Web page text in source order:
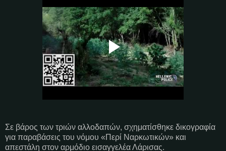
Σε βάρος των τριών αλλοδαπών, σχηματίσθηκε δικογραφία
για παραβάσεις του νόμου «Περί Ναρκωτικών» και
απεστάλη στον αρμόδιο εισαγγελέα Λάρισας.